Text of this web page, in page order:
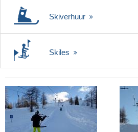
Skiverhuur
Skiles